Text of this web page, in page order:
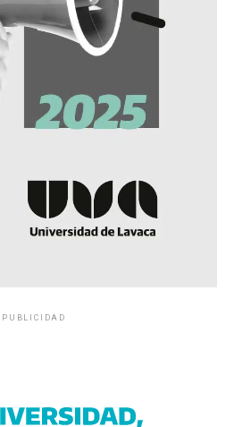
PUBLICIDAD